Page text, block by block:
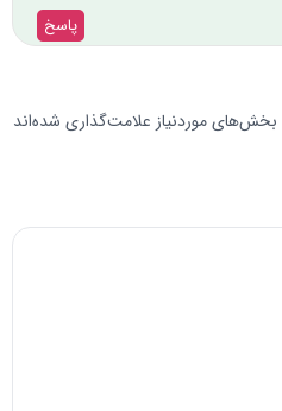
پاسخ
بخش‌های موردنیاز علامت‌گذاری شده‌اند